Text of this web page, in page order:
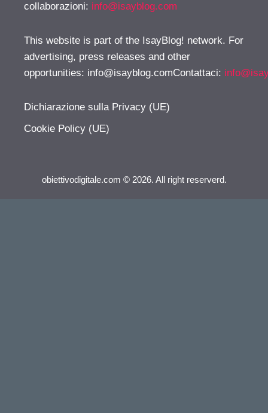
collaborazioni: info@isayblog.com
This website is part of the IsayBlog! network. For
advertising, press releases and other
opportunities: info@isayblog.comContattaci:
Dichiarazione sulla Privacy (UE)
Cookie Policy (UE)
obiettivodigitale.com © 2026. All right reserverd.